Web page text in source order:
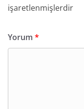
işaretlenmişlerdir
Yorum *